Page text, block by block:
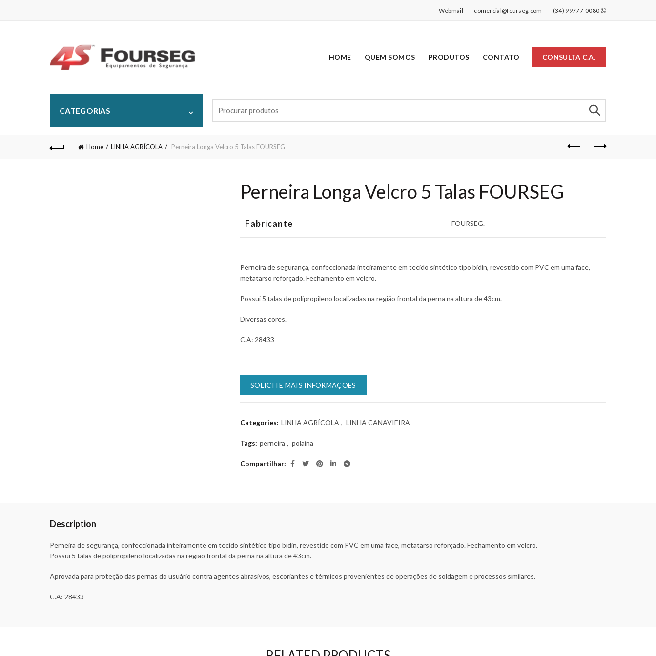
Webmail comercial@fourseg.com (34) 99777-0080
HOME QUEM SOMOS PRODUTOS CONTATO CONSULTA C.A.
CATEGORIAS
for:
Home LINHA AGRÍCOLA Perneira Longa Velcro 5 Talas FOURSEG
Perneira Longa Velcro 5 Talas FOURSEG
Fabricante FOURSEG.
Perneira de segurança, confeccionada inteiramente em tecido sintético tipo bidin, revestido com PVC em uma face,
metatarso reforçado. Fechamento em velcro.
Possui 5 talas de polipropileno localizadas na região frontal da perna na altura de 43cm.
Diversas cores.
C.A: 28433
SOLICITE MAIS INFORMAÇÕES
Categories: LINHA AGRÍCOLA , LINHA CANAVIEIRA
Tags: perneira , polaina
Compartilhar
Description
Perneira de segurança, confeccionada inteiramente em tecido sintético tipo bidin, revestido com PVC em uma face, metatarso reforçado. Fechamento em velcro.
Possui 5 talas de polipropileno localizadas na região frontal da perna na altura de 43cm.
Aprovada para proteção das pernas do usuário contra agentes abrasivos, escoriantes e térmicos provenientes de operações de soldagem e processos similares.
C.A: 28433